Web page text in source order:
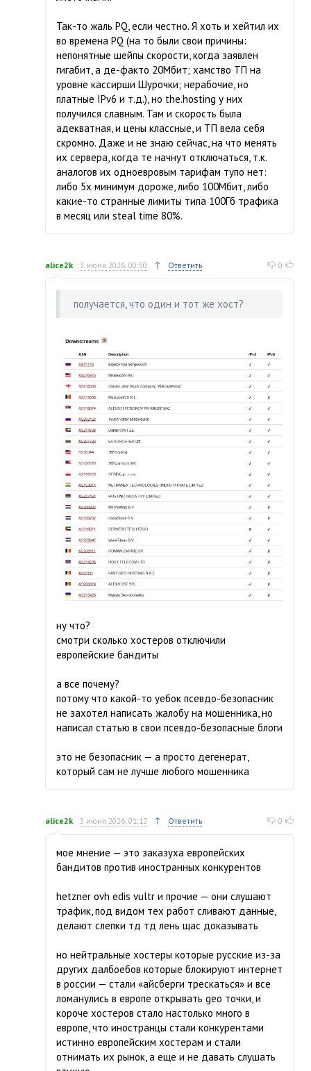
Так-то жаль PQ, если честно. Я хоть и хейтил их
во времена PQ (на то были свои причины:
непонятные шейпы скорости, когда заявлен
гигабит, а де-факто 20Мбит; хамство ТП на
уровне кассирши Шурочки; нерабочие, но
платные IPv6 и т.д.), но the.hosting у них
получился славным. Там и скорость была
адекватная, и цены классные, и ТП вела себя
скромно. Даже и не знаю сейчас, на что менять
их сервера, когда те начнут отключаться, т.к.
аналогов их одноевровым тарифам тупо нет:
либо 5х минимум дороже, либо 100Мбит, либо
какие-то странные лимиты типа 100Гб трафика
в месяц или steal time 80%.
alice2k 3 июня 2026, 00:50 ↑ 0
Ответить
получается, что один и тот же хост?
ну что?
смотри сколько хостеров отключили
европейские бандиты
а все почему?
потому что какой-то уебок псевдо-безопасник
не захотел написать жалобу на мошенника, но
написал статью в свои псевдо-безопасные блоги
это не безопасник — а просто дегенерат,
который сам не лучше любого мошенника
alice2k 3 июня 2026, 01:12 ↑ 0
Ответить
мое мнение — это заказуха европейских
бандитов против иностранных конкурентов
hetzner ovh edis vultr и прочие — они слушают
трафик, под видом тех работ сливают данные,
делают слепки тд тд лень щас доказывать
но нейтральные хостеры которые русские из-за
других далбоебов которые блокируют интернет
в россии — стали «айсберги трескаться» и все
ломанулись в европе открывать geo точки, и
короче хостеров стало настолько много в
европе, что иностранцы стали конкурентами
истинно европейским хостерам и стали
отнимать их рынок, а еще и не давать слушать